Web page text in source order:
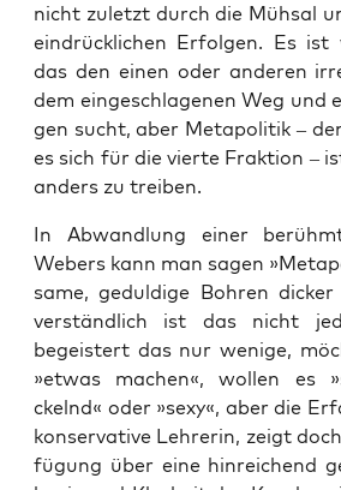
nicht zuletzt durch die Müh­sal
ein­drück­li­chen Erfol­gen. Es ist
das den einen oder ande­ren
dem ein­ge­schla­ge­nen Weg und
gen sucht, aber Meta­po­li­tik –
es sich für die vier­te Frak­ti­on –
anders zu treiben.
In Abwand­lung einer
Webers kann man sagen
sa­me, gedul­di­ge Boh­ren
ver­ständ­lich ist das nicht
begeis­tert das nur weni­ge,
»etwas machen«, wol­len es
ckelnd« oder »sexy«, aber die
kon­ser­va­ti­ve Leh­re­rin, zeigt
fü­gung über eine hin­rei­chend